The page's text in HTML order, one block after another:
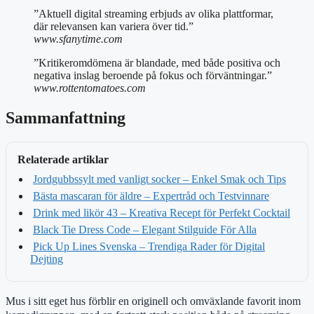
”Aktuell digital streaming erbjuds av olika plattformar,
där relevansen kan variera över tid.”
www.sfanytime.com
”Kritikeromdömena är blandade, med både positiva och
negativa inslag beroende på fokus och förväntningar.”
www.rottentomatoes.com
Sammanfattning
Relaterade artiklar
Jordgubbssylt med vanligt socker – Enkel Smak och Tips
Bästa mascaran för äldre – Expertråd och Testvinnare
Drink med likör 43 – Kreativa Recept för Perfekt Cocktail
Black Tie Dress Code – Elegant Stilguide För Alla
Pick Up Lines Svenska – Trendiga Rader för Digital
Dejting
Mus i sitt eget hus förblir en originell och omväxlande favorit inom